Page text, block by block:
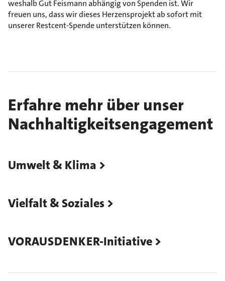
weshalb Gut Feismann abhängig von Spenden ist. Wir
freuen uns, dass wir dieses Herzensprojekt ab sofort mit
unserer Restcent-Spende unterstützen können.
Erfahre mehr über unser
Nachhaltigkeitsengagement
Umwelt & Klima
Vielfalt & Soziales
VORAUSDENKER-Initiative